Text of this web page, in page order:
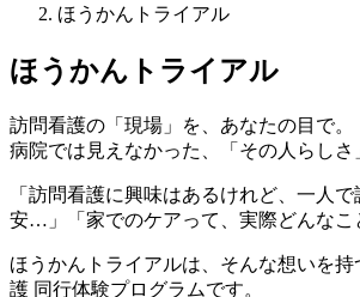
ほうかんトライアル
ほうかんトライアル
訪問看護の「現場」を、あなたの目で。
病院では見えなかった、「その人らしさ
「訪問看護に興味はあるけれど、一人
安…」「家でのケアって、実際どんなこ
ほうかんトライアルは、そんな想いを
護 同行体験プログラムです。